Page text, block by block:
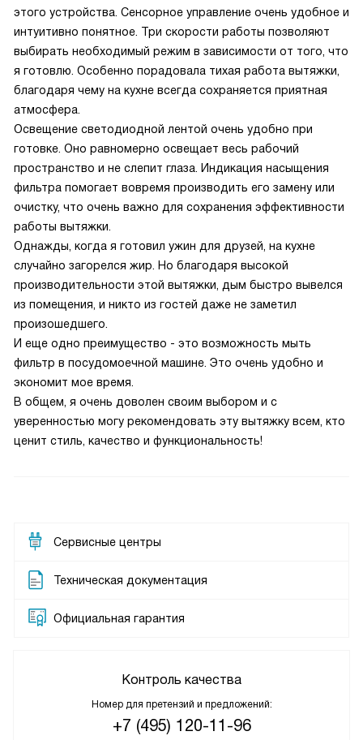
этого устройства. Сенсорное управление очень удобное и
интуитивно понятное. Три скорости работы позволяют
выбирать необходимый режим в зависимости от того, что
я готовлю. Особенно порадовала тихая работа вытяжки,
благодаря чему на кухне всегда сохраняется приятная
атмосфера.
Освещение светодиодной лентой очень удобно при
готовке. Оно равномерно освещает весь рабочий
пространство и не слепит глаза. Индикация насыщения
фильтра помогает вовремя производить его замену или
очистку, что очень важно для сохранения эффективности
работы вытяжки.
Однажды, когда я готовил ужин для друзей, на кухне
случайно загорелся жир. Но благодаря высокой
производительности этой вытяжки, дым быстро вывелся
из помещения, и никто из гостей даже не заметил
произошедшего.
И еще одно преимущество - это возможность мыть
фильтр в посудомоечной машине. Это очень удобно и
экономит мое время.
В общем, я очень доволен своим выбором и с
уверенностью могу рекомендовать эту вытяжку всем, кто
ценит стиль, качество и функциональность!
Сервисные центры
Техническая документация
Официальная гарантия
Контроль качества
Номер для претензий и предложений:
+7 (495) 120-11-96